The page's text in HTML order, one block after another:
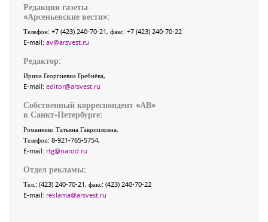
Редакция газеты
«Арсеньевские вести»:
Телефон: +7 (423) 240-70-21, факс: +7 (423) 240-70-22
E-mail: av@arsvest.ru
Редактор:
Ирина Георгиевна Гребнёва,
E-mail: editor@arsvest.ru
Собственный корреспондент «АВ»
в Санкт-Петербурге:
Романенко Татьяна Гаврииловна,
Телефон: 8-921-765-5754,
E-mail: rtg@narod.ru
Отдел рекламы:
Тел.: (423) 240-70-21, факс: (423) 240-70-22
E-mail: reklama@arsvest.ru